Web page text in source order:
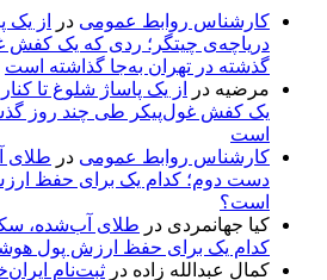
کارشناس روابط عمومی در
از یک
دریاچه‌ی چیتگر؛ ردی که یک کفش
گذشته در تهران به‌جا گذاشته است
مرضیه در
از یک پاساژ شلوغ تا
یک کفش غول‌پیکر طی چند روز
است
کارشناس روابط عمومی در طلای
دست دوم؛ کدام یک برای حفظ
است؟
کیا جهانمردی در طلای آب‌شده،
کدام یک برای حفظ ارزش پول
کمال عبدالله زاده در